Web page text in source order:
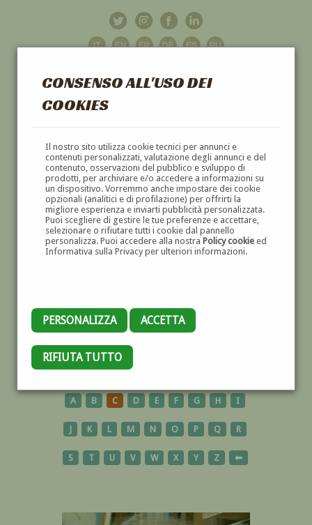
CONSENSO ALL'USO DEI
COOKIES
Il nostro sito utilizza cookie tecnici per annunci e
contenuti personalizzati, valutazione degli annunci e del
contenuto, osservazioni del pubblico e sviluppo di
prodotti, per archiviare e/o accedere a informazioni su
un dispositivo. Vorremmo anche impostare dei cookie
opzionali (analitici e di profilazione) per offrirti la
migliore esperienza e inviarti pubblicità personalizzata.
Puoi scegliere di gestire le tue preferenze e accettare,
selezionare o rifiutare tutti i cookie dal pannello
personalizza. Puoi accedere alla nostra Policy cookieed
Informativa sulla Privacy per ulteriori informazioni.
PERSONALIZZA ACCETTA
RIFIUTA TUTTO
GALLERIAD'ARTE
DIPINTI E SCULTURE '800 E '900
AUTORI
A B C D E F G H I
J K L M N O P Q R
S T U V W X Y Z ⬅